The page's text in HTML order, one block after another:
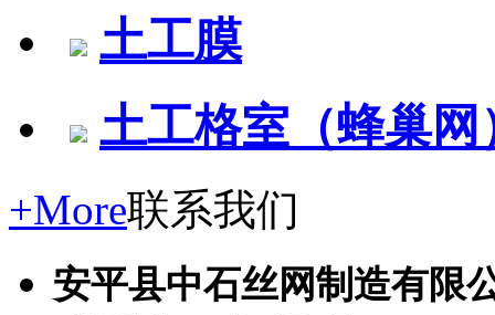
土工膜
土工格室（蜂巢网
+More联系我们
安平县中石丝网制造有限